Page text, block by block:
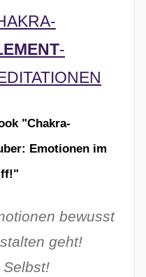
-
"Chakra-
Emotionen im
bewusst
geht!